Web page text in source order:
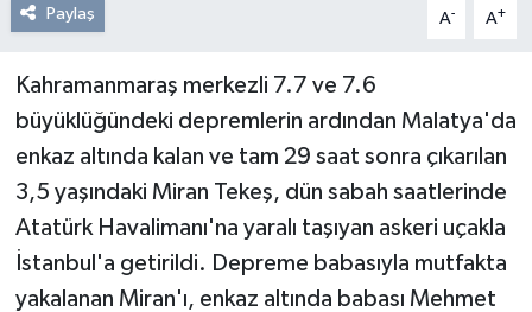
Paylaş A- A+
Kahramanmaraş merkezli 7.7 ve 7.6
büyüklüğündeki depremlerin ardından Malatya'da
enkaz altında kalan ve tam 29 saat sonra çıkarılan
3,5 yaşındaki Miran Tekeş, dün sabah saatlerinde
Atatürk Havalimanı'na yaralı taşıyan askeri uçakla
İstanbul'a getirildi. Depreme babasıyla mutfakta
yakalanan Miran'ı, enkaz altında babası Mehmet